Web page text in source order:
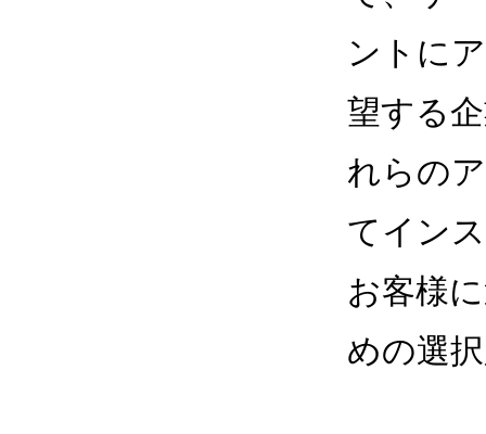
ントに
望する
れらの
てイン
お客様
めの選